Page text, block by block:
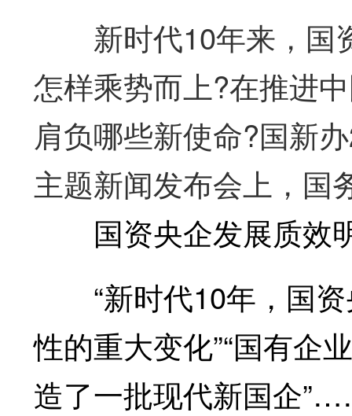
新时代10年来，国
怎样乘势而上?在推进
肩负哪些新使命?国新
主题新闻发布会上，国
国资央企发展质效
“新时代10年，国资
性的重大变化”“国有企
造了一批现代新国企